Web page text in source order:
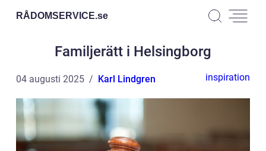
RÅDOMSERVICE.se
Familjerätt i Helsingborg
04 augusti 2025 Karl Lindgren inspiration